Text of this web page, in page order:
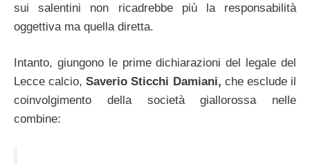
sui salentini non ricadrebbe più la responsabilità
oggettiva ma quella diretta.
Intanto, giungono le prime dichiarazioni del legale del
Lecce calcio,Saverio Sticchi Damiani, che esclude il
coinvolgimento della società giallorossa nelle
combine: